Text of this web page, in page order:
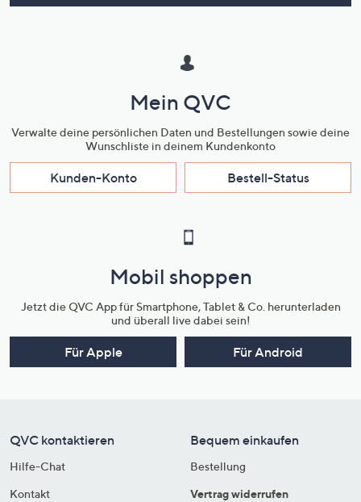
Mein QVC
Verwalte deine persönlichen Daten und Bestellungen sowie deine
Wunschliste in deinem Kundenkonto
Kunden-Konto Bestell-Status
Mobil shoppen
Jetzt die QVC App für Smartphone, Tablet & Co. herunterladen
und überall live dabei sein!
Für Apple Für Android
QVC kontaktieren
Hilfe-Chat
Kontakt
Bequem einkaufen
Bestellung
Vertrag widerrufen